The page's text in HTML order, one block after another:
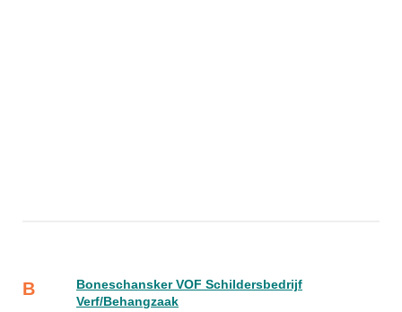
B
Boneschansker VOF Schildersbedrijf
Verf/Behangzaak